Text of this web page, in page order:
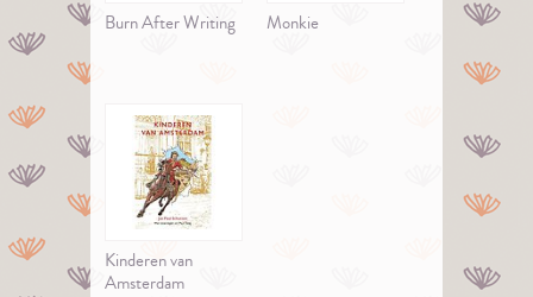
Burn After Writing Monkie
Kinderen van
Amsterdam